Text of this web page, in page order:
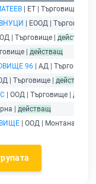
| ЕТ | Търговище |
| ЕООД | Търговище |
| Търговище | действащ
| действащ
96 | АД | Търговище |
| Търговище | действащ
| ООД | Търговище |
| действащ
| ООД | Монтана |